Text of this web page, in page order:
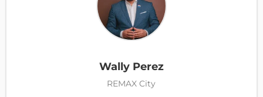
Wally Perez
REMAX City